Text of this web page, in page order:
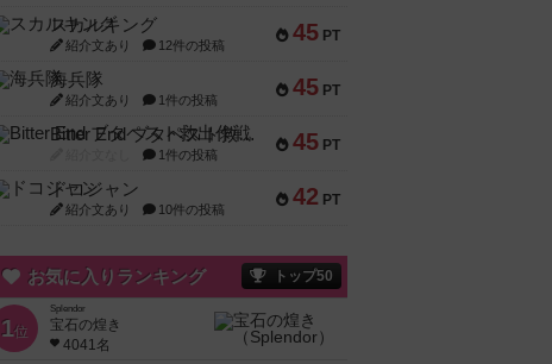
45 PT
スカルキング
紹介文あり 12件の投稿
45 PT
海兵隊
紹介文あり 1件の投稿
45 PT
Bitter End ブタペスト救出作戦
1件の投稿
42 PT
ドコジャン
紹介文あり 10件の投稿
お気に入りランキング トップ50
1位
Splendor
宝石の煌き
4041名